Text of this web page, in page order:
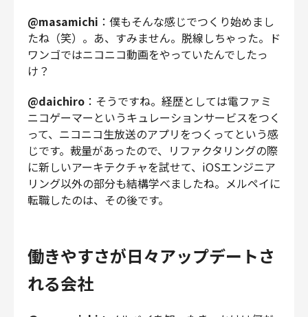
@masamichi ：僕もそんな感じでつくり始めまし
たね（笑）。あ、すみません。脱線しちゃった。ド
ワンゴではニコニコ動画をやっていたんでしたっ
け？
@daichiro ：そうですね。経歴としては電ファミ
ニコゲーマーというキュレーションサービスをつく
って、ニコニコ生放送のアプリをつくってという感
じです。裁量があったので、リファクタリングの際
に新しいアーキテクチャを試せて、iOSエンジニア
リング以外の部分も結構学べましたね。メルペイに
転職したのは、その後です。
働きやすさが日々アップデートさ
れる会社